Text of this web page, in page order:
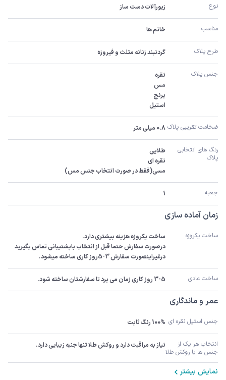
نوع زیورآلات دست ساز
مناسب خانم ها
طرح پلاک گردنبند زنانه مثلث و فیروزه
جنس پلاک
استیل
ضخامت تقریبی پلاک 0.8 میلی متر
پلاک
مسی(فقط در صورت انتخاب جنس مس)
جعبه 1
زمان آماده سازی
ساخت یکروزه
درغیراینصورت سفارش 3-5روز کاری ساخته میشود.
ساخت عادی 3-5 روز کاری زمان می برد تا سفارشتان ساخته شود.
عمر و ماندگاری
جنس استیل نقره ای 100% رنگ ثابت
جنس ها با روکش طلا
نیاز به مراقبت دارد و روکش طلا تنها جنبه زیبایی دارد.
نمایش بیشتر